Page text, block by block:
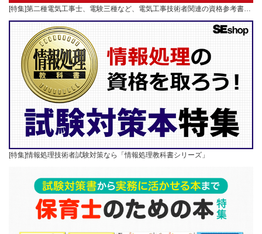
[特集]第二種電気工事士、電験三種など、電気工事技術者関連の資格参考書…
[特集]情報処理技術者試験対策なら「情報処理教科書シリーズ」